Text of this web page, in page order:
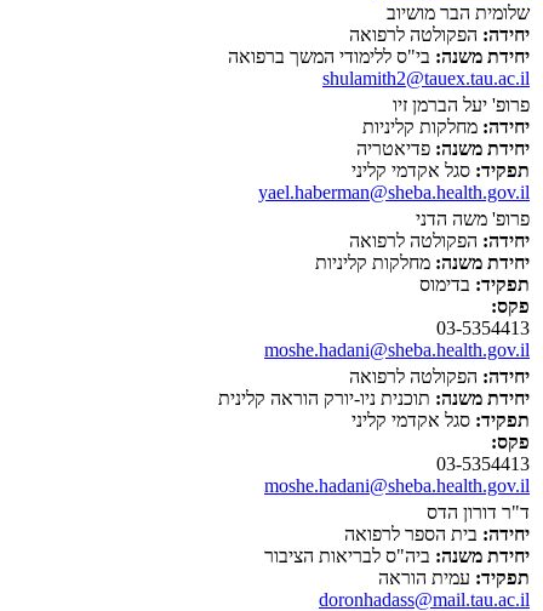
שלומית הבר מושיוב
יחידה: הפקולטה לרפואה
יחידת משנה: בי"ס ללימודי המשך ברפואה
shulamith2@tauex.tau.ac.il
פרופ' יעל הברמן זיו
יחידה: מחלקות קליניות
יחידת משנה: פדיאטריה
תפקיד: סגל אקדמי קליני
yael.haberman@sheba.health.gov.il
פרופ' משה הדני
יחידה: הפקולטה לרפואה
יחידת משנה: מחלקות קליניות
תפקיד: בדימוס
פקס:
03-5354413
moshe.hadani@sheba.health.gov.il
יחידה: הפקולטה לרפואה
יחידת משנה: תוכנית ניו-יורק הוראה קלינית
תפקיד: סגל אקדמי קליני
פקס:
03-5354413
moshe.hadani@sheba.health.gov.il
ד"ר דורון הדס
יחידה: בית הספר לרפואה
יחידת משנה: ביה"ס לבריאות הציבור
תפקיד: עמית הוראה
doronhadass@mail.tau.ac.il